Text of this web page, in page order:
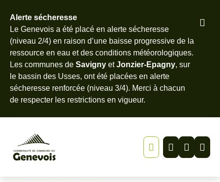
Alerte sécheresse
Le Genevois a été placé en alerte sécheresse
(niveau 2/4) en raison d’une baisse progressive de la
ressource en eau et des conditions météorologiques.
Les communes de Savigny etJonzier-Epagny, sur
le bassin des Usses, ont été placées en alerte
sécheresse renforcée (niveau 3/4). Merci à chacun
de respecter les restrictions en vigueur.